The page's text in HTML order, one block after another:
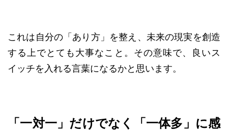
これは自分の「あり方」を整え、未来の現実を創造
する上でとても大事なこと。その意味で、良いス
イッチを入れる言葉になるかと思います。
「一対一」だけでなく「一体多」に感